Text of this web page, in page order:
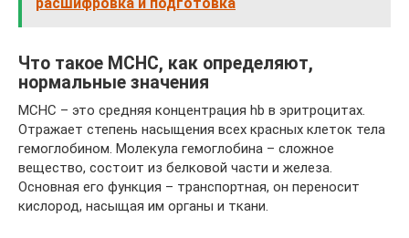
Что такое MCHC, как определяют,
нормальные значения
MCHC – это средняя концентрация hb в эритроцитах.
Отражает степень насыщения всех красных клеток тела
гемоглобином. Молекула гемоглобина – сложное
вещество, состоит из белковой части и железа.
Основная его функция – транспортная, он переносит
кислород, насыщая им органы и ткани.